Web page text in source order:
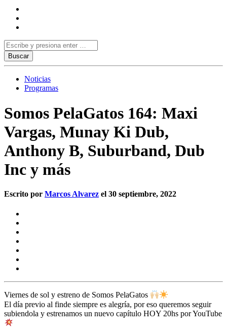
Noticias
Programas
Somos PelaGatos 164: Maxi
Vargas, Munay Ki Dub,
Anthony B, Suburband, Dub
Inc y más
Escrito por Marcos Alvarez el 30 septiembre, 2022
Viernes de sol y estreno de Somos PelaGatos
El día previo al finde siempre es alegría, por eso queremos seguir
subiendola y estrenamos un nuevo capítulo HOY 20hs por YouTube